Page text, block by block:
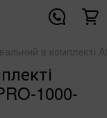
в комплекті
1000-